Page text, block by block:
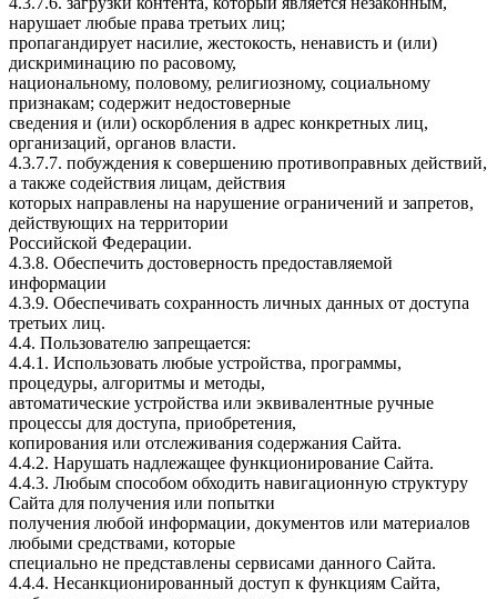
нарушает любые права третьих лиц;
пропагандирует насилие, жестокость, ненависть и (или)
дискриминацию по расовому,
национальному, половому, религиозному, социальному
признакам; содержит недостоверные
сведения и (или) оскорбления в адрес конкретных лиц,
организаций, органов власти.
4.3.7.7. побуждения к совершению противоправных действий,
а также содействия лицам, действия
которых направлены на нарушение ограничений и запретов,
действующих на территории
Российской Федерации.
4.3.8. Обеспечить достоверность предоставляемой
информации
4.3.9. Обеспечивать сохранность личных данных от доступа
третьих лиц.
4.4. Пользователю запрещается:
4.4.1. Использовать любые устройства, программы,
процедуры, алгоритмы и методы,
автоматические устройства или эквивалентные ручные
процессы для доступа, приобретения,
копирования или отслеживания содержания Сайта.
4.4.2. Нарушать надлежащее функционирование Сайта.
4.4.3. Любым способом обходить навигационную структуру
Сайта для получения или попытки
получения любой информации, документов или материалов
любыми средствами, которые
специально не представлены сервисами данного Сайта.
4.4.4. Несанкционированный доступ к функциям Сайта,